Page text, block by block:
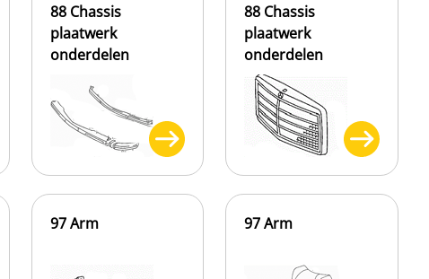
88 Chassis
plaatwerk
onderdelen
88 Chassis
plaatwerk
onderdelen
97 Arm 97 Arm